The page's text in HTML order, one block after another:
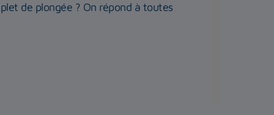
de plongée ? On répond à toutes